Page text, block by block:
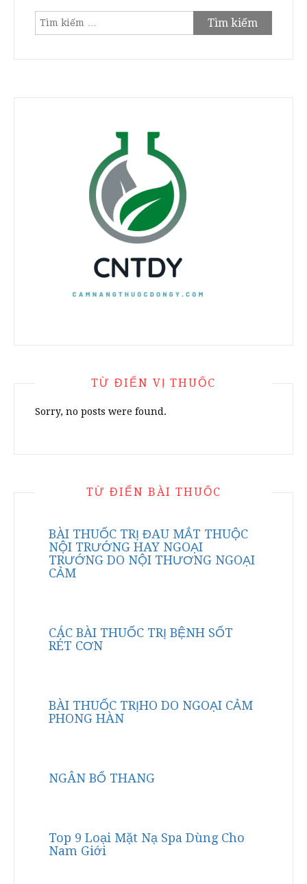
Tìm
kiếm
TỪ ĐIỂN VỊ THUỐC
Sorry, no posts were found.
TỪ ĐIỂN BÀI THUỐC
BÀI THUỐC TRỊ ĐAU MẮT THUỘC
NỘI TRƯỚNG HAY NGOẠI
TRƯỚNG DO NỘI THƯƠNG NGOẠI
CẢM
CÁC BÀI THUỐC TRỊ BỆNH SỐT
RÉT CƠN
BÀI THUỐC TRỊHO DO NGOẠI CẢM
PHONG HÀN
NGÂN BỔ THANG
Top 9 Loại Mặt Nạ Spa Dùng Cho
Nam Giới